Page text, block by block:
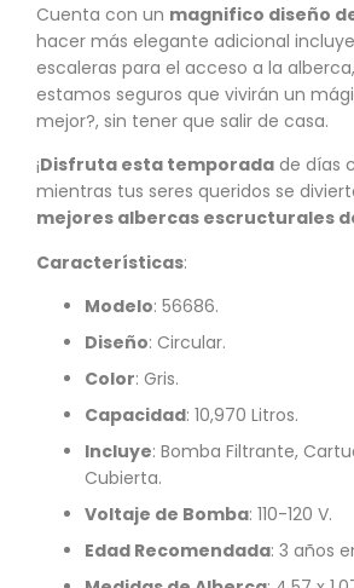
Cuenta con un magnifico diseño
hacer más elegante adicional
escaleras para el acceso a la
estamos seguros que vivirán un
mejor?, sin tener que salir de casa.
¡Disfruta esta temporada de días
mientras tus seres queridos se
mejores albercas escructurales
Características:
Modelo: 56686.
Diseño: Circular.
Color: Gris.
Capacidad: 10,970 Litros.
Incluye: Bomba Filtrante,
Cubierta.
Voltaje de Bomba: 110-120 V.
Edad Recomendada: 3 años